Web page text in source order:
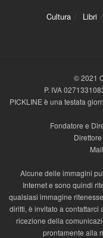
Cultura Libri
© 2021
P. IVA
PICKLINE è una testata
Fondatore e
Alcune delle immagini
Internet e sono quindi
qualsiasi immagine
diritti, è invitato a
ricezione della
prontamente alla